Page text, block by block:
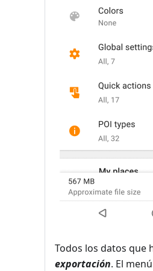
Todos los datos que
exportación. El